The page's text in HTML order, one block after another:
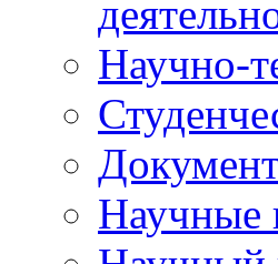
Научно-
Научные